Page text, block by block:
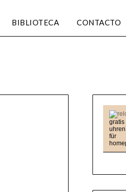
BIBLIOTECA CONTACTO